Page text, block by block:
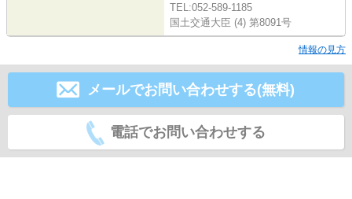
TEL:052-589-1185
国土交通大臣 (4) 第8091号
情報の見方
メールでお問い合わせする(無料)
電話でお問い合わせする